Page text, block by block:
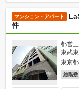
マンション・アパート
件
都営
東武
東京
総階数